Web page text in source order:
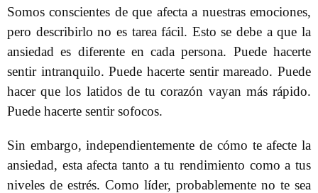
Somos conscientes de que afecta a nuestras emociones,
pero describirlo no es tarea fácil. Esto se debe a que la
ansiedad es diferente en cada persona. Puede hacerte
sentir intranquilo. Puede hacerte sentir mareado. Puede
hacer que los latidos de tu corazón vayan más rápido.
Puede hacerte sentir sofocos.
Sin embargo, independientemente de cómo te afecte la
ansiedad, esta afecta tanto a tu rendimiento como a tus
niveles de estrés. Como líder, probablemente no te sea